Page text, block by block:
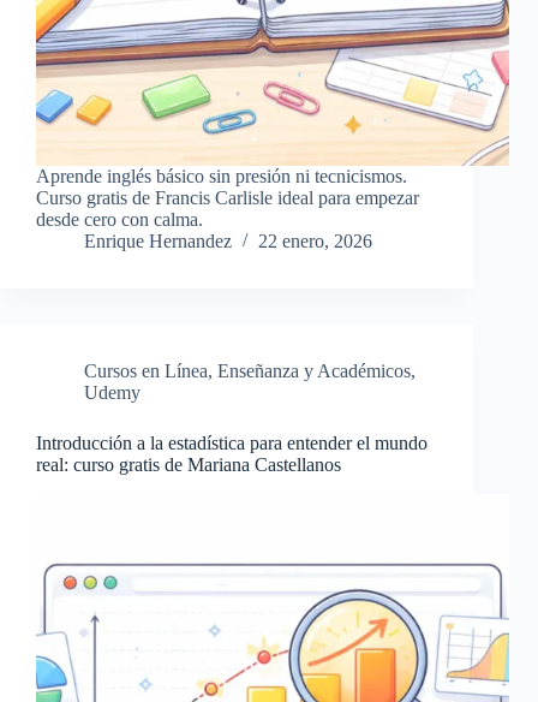
Aprende inglés básico sin presión ni tecnicismos.
Curso gratis de Francis Carlisle ideal para empezar
desde cero con calma.
Enrique Hernandez
22 enero, 2026
Cursos en Línea, Enseñanza y Académicos,
Udemy
Introducción a la estadística para entender el mundo
real: curso gratis de Mariana Castellanos